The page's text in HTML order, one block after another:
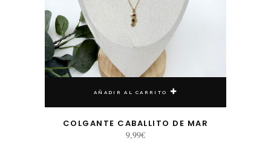
AÑADIR AL CARRITO
COLGANTE CABALLITO DE MAR
9,99€